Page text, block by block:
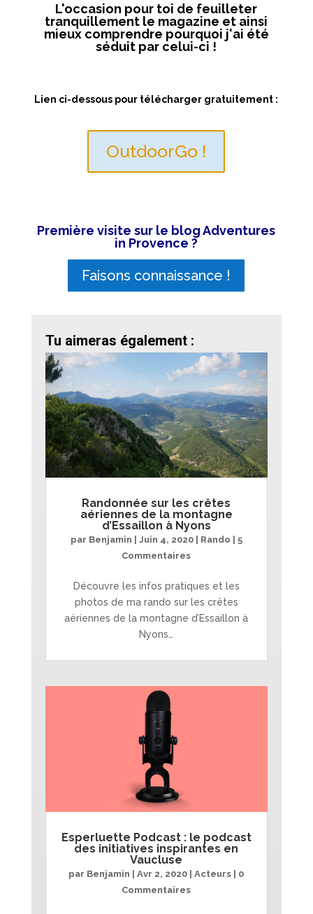
L'occasion pour toi de feuilleter
tranquillement le magazine et ainsi
mieux comprendre pourquoi j'ai été
séduit par celui-ci !
Lien ci-dessous pour télécharger gratuitement :
OutdoorGo !
Première visite sur le blog Adventures
in Provence ?
Faisons connaissance !
Tu aimeras également :
Randonnée sur les crêtes
aériennes de la montagne
d’Essaillon à Nyons
par Benjamin Juin 4, 2020| Rando | 5
Commentaires
Découvre les infos pratiques et les
photos de ma rando sur les crêtes
aériennes de la montagne d’Essaillon à
Nyons…
Esperluette Podcast : le podcast
des initiatives inspirantes en
Vaucluse
par Benjamin |Avr 2, 2020 |Acteurs | 0
Commentaires